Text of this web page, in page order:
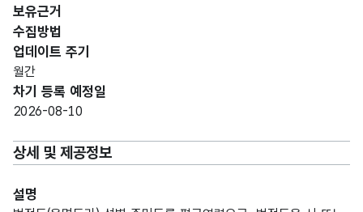
보유근거
수집방법
업데이트 주기
월간
차기 등록 예정일
2026-08-10
상세 및 제공정보
설명